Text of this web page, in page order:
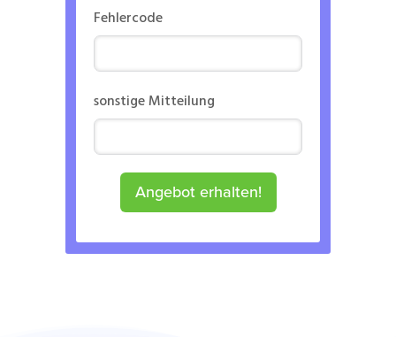
Fehlercode
sonstige Mitteilung
Angebot erhalten!